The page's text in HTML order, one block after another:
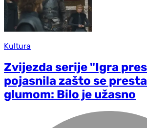
Kultura
Zvijezda serije "Igra
pojasnila zašto se
glumom: Bilo je užasno